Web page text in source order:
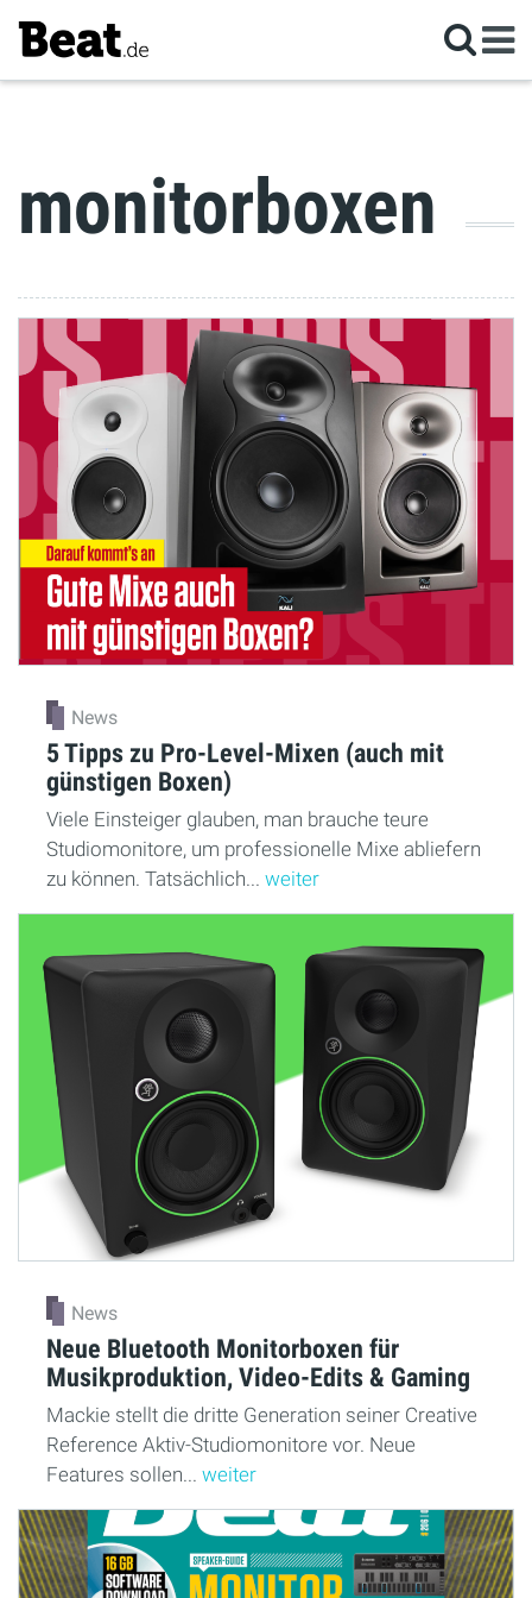
monitorboxen
News
5 Tipps zu Pro-Level-Mixen (auch mit
günstigen Boxen)
Viele Einsteiger glauben, man brauche teure
Studiomonitore, um professionelle Mixe abliefern
zu können. Tatsächlich... weiter
News
Neue Bluetooth Monitorboxen für
Musikproduktion, Video-Edits & Gaming
Mackie stellt die dritte Generation seiner Creative
Reference Aktiv-Studiomonitore vor. Neue
Features sollen... weiter